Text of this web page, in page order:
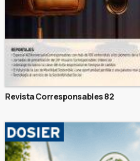
Revista Corresponsables 82